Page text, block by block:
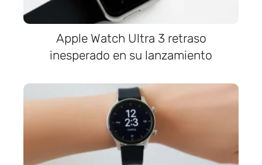
Apple Watch Ultra 3 retraso
inesperado en su lanzamiento